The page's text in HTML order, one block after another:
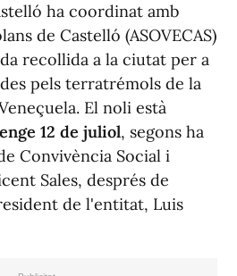
ha coordinat amb
de Castelló (ASOVECAS)
recollida a la ciutat per a
pels terratrémols de la
El noli està
12 de juliol, segons ha
Convivència Social i
Sales, després de
de l'entitat, Luis